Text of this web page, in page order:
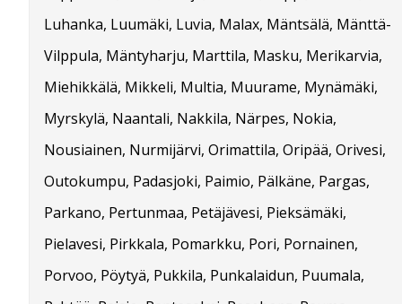
Luhanka, Luumäki, Luvia, Malax, Mäntsälä, Mänttä-
Vilppula, Mäntyharju, Marttila, Masku, Merikarvia,
Miehikkälä, Mikkeli, Multia, Muurame, Mynämäki,
Myrskylä, Naantali, Nakkila, Närpes, Nokia,
Nousiainen, Nurmijärvi, Orimattila, Oripää, Orivesi,
Outokumpu, Padasjoki, Paimio, Pälkäne, Pargas,
Parkano, Pertunmaa, Petäjävesi, Pieksämäki,
Pielavesi, Pirkkala, Pomarkku, Pori, Pornainen,
Porvoo, Pöytyä, Pukkila, Punkalaidun, Puumala,